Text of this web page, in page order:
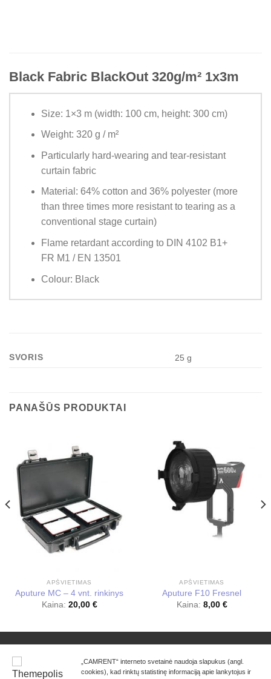
„CAMRENT“ interneto svetainė naudoja slapukus (angl.
cookies), kad rinktų statistinę informaciją apie lankytojus ir
Black Fabric BlackOut 320g/m² 1x3m
Size: 1×3 m (width: 100 cm, height: 300 cm)
Weight: 320 g / m²
Particularly hard-wearing and tear-resistant
curtain fabric
Material: 64% cotton and 36% polyester (more
than three times more resistant to tearing as a
conventional stage curtain)
Flame retardant according to DIN 4102 B1+
FR M1 / EN 13501
Colour: Black
SVORIS 25 g
PANAŠŪS PRODUKTAI
APŠVIETIMAS
Aputure MC – 4 vnt. rinkinys
Kaina: 20,00 €
APŠVIETIMAS
Aputure F10 Fresnel
Kaina: 8,00 €
Kainos pateikiamos be PVM. Kaina krepšelyje ir galutinio